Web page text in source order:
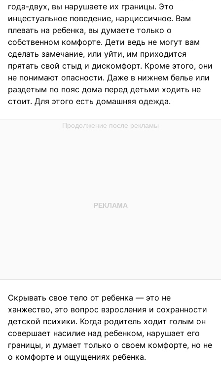
года-двух, вы нарушаете их границы. Это
инцестуальное поведение, нарциссичное. Вам
плевать на ребенка, вы думаете только о
собственном комфорте. Дети ведь не могут вам
сделать замечание, или уйти, им приходится
прятать свой стыд и дискомфорт. Кроме этого, они
не понимают опасности. Даже в нижнем белье или
раздетым по пояс дома перед детьми ходить не
стоит. Для этого есть домашняя одежда.
Скрывать свое тело от ребенка — это не
ханжество, это вопрос взросления и сохранности
детской психики. Когда родитель ходит голым он
совершает насилие над ребенком, нарушает его
границы, и думает только о своем комфорте, но не
о комфорте и ощущениях ребенка.